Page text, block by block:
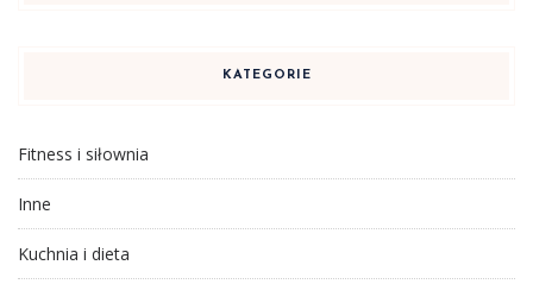
KATEGORIE
Fitness i siłownia
Inne
Kuchnia i dieta